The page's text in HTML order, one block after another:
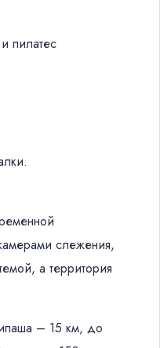
пилатес
слежения,
а территория
– 15 км, до